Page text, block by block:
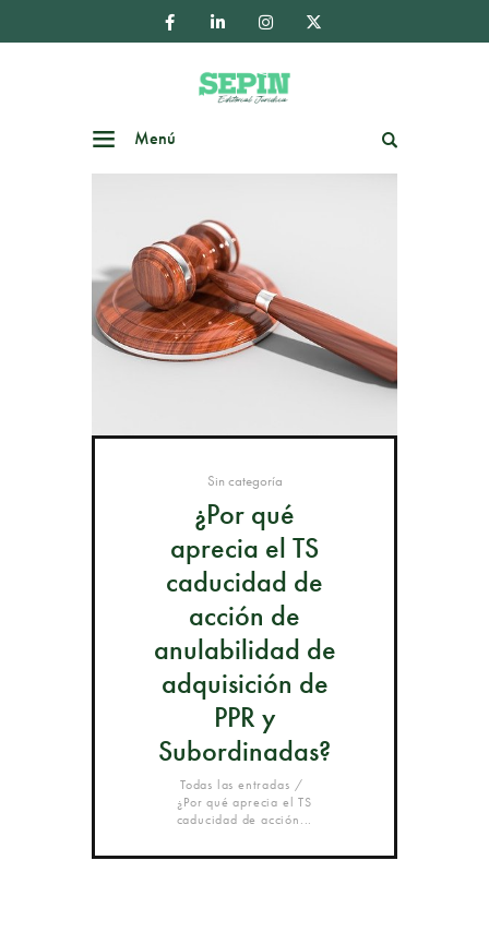
Menú
Sin categoría
¿Por qué
aprecia el TS
caducidad de
acción de
anulabilidad de
adquisición de
PPR y
Subordinadas?
Todas las entradas
¿Por qué aprecia el TS
caducidad de acción...